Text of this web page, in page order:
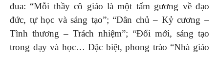
đua: “Mỗi thầy cô giáo là một tấm gương về đạo
đức, tự học và sáng tạo”; “Dân chủ – Kỷ cương –
Tình thương – Trách nhiệm”; “Đổi mới, sáng tạo
trong dạy và học… Đặc biệt, phong trào “Nhà giáo